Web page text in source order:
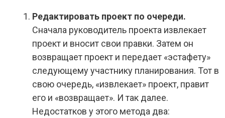
Редактировать проект по очереди.
Сначала руководитель проекта извлекает
проект и вносит свои правки. Затем он
возвращает проект и передает «эстафету»
следующему участнику планирования. Тот в
свою очередь, «извлекает» проект, правит
его и «возвращает». И так далее.
Недостатков у этого метода два: